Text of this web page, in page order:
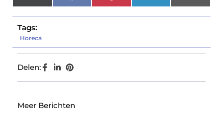
(Twitter)
Tags:
Horeca
Delen:
Meer Berichten